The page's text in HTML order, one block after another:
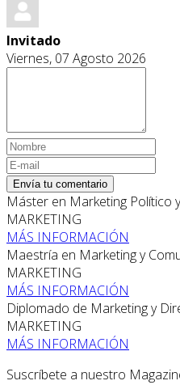
Invitado
Viernes, 07 Agosto 2026
Envía tu comentario
Máster en Marketing Político
MARKETING
MÁS INFORMACIÓN
Maestría en Marketing y
MARKETING
MÁS INFORMACIÓN
Diplomado de Marketing y
MARKETING
MÁS INFORMACIÓN
Suscríbete a nuestro